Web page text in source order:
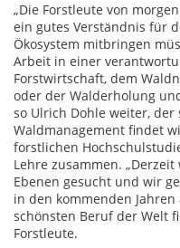
„Die Forstleute von
ein gutes Verständnis für
Ökosystem mitbringen
Arbeit in einer
Forstwirtschaft, dem
oder der Walderholung
so Ulrich Dohle weiter,
Waldmanagement findet
forstlichen
Lehre zusammen.
Ebenen gesucht und wir
in den kommenden
schönsten Beruf der Welt
Forstleute.